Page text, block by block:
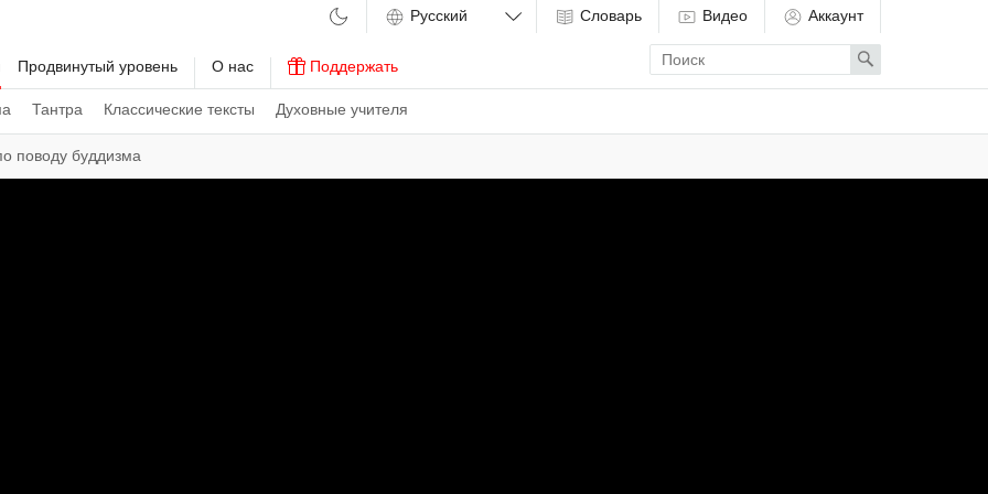
Тантра Классические тексты Духовные учителя
Продвинутый уровень О нас Поддержать
Словарь Видео Аккаунт
Enter
search
term
Search
поводу буддизма